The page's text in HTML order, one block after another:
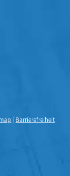
Barrierefreiheit